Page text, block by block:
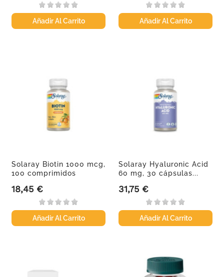
Añadir Al Carrito Añadir Al Carrito
Solaray Biotin 1000 mcg,
100 comprimidos
Precio
18,45 €
Añadir Al Carrito
Solaray Hyaluronic Acid
60 mg, 30 cápsulas...
Precio
31,75 €
Añadir Al Carrito